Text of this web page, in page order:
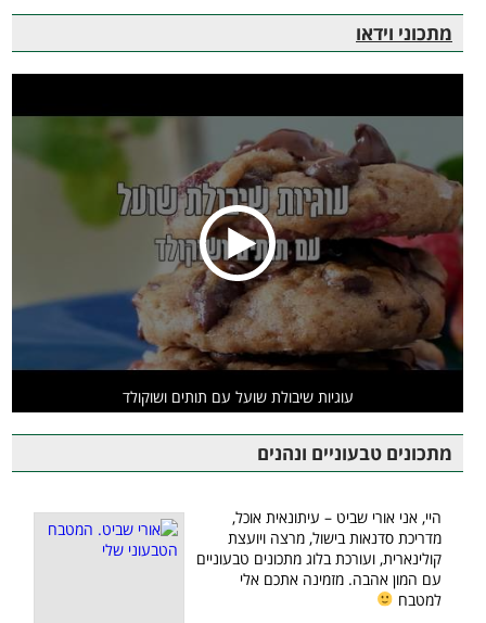
מתכוני וידאו
עוגיות שיבולת שועל עם תותים ושוקולד
מתכונים טבעוניים ונהנים
היי, אני אורי שביט – עיתונאית אוכל,
מדריכת סדנאות בישול, מרצה ויועצת
קולינארית, ועורכת בלוג מתכונים טבעוניים
עם המון אהבה. מזמינה אתכם אלי
למטבח